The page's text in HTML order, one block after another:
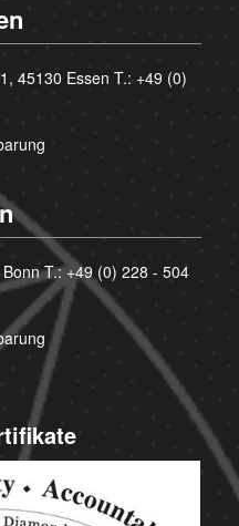
45130 Essen T.: +49 (0)
T.:+49 (0) 228 - 504